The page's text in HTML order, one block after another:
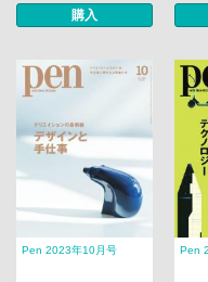
購入
Pen 2023年10月号 Pen